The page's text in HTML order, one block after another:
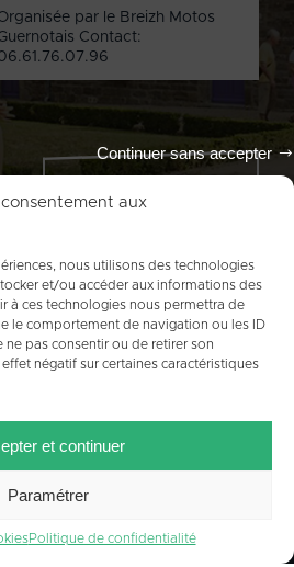
aux
nous utilisons des technologies
et/ou accéder aux informations des
à ces technologies nous permettra de
le comportement de navigation ou les ID
ne pas consentir ou de retirer son
négatif sur certaines caractéristiques
et continuer
Continuer sans accepter
Paramétrer
Politique de confidentialité
par le Breizh Motos
Contact:
SITE
MENTIONS LÉGALES
POLITIQUE DE COOKIES (UE)